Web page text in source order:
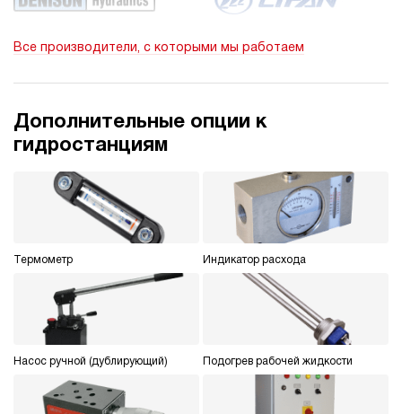
Все производители, с которыми мы работаем
Дополнительные опции к
гидростанциям
Термометр Индикатор расхода
Насос ручной (дублирующий) Подогрев рабочей жидкости